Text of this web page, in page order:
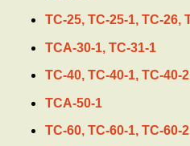
ТС-25, ТС-25-1, ТС-26,
ТСА-30-1, ТС-31-1
ТС-40, ТС-40-1, ТС-40-
ТСА-50-1
ТС-60, ТС-60-1, ТС-60-